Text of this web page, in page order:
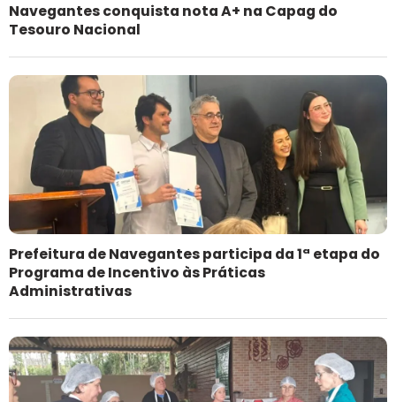
Navegantes conquista nota A+ na Capag do
Tesouro Nacional
Prefeitura de Navegantes participa da 1ª etapa do
Programa de Incentivo às Práticas
Administrativas